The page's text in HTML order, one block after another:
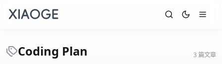
Coding Plan 3 篇文章